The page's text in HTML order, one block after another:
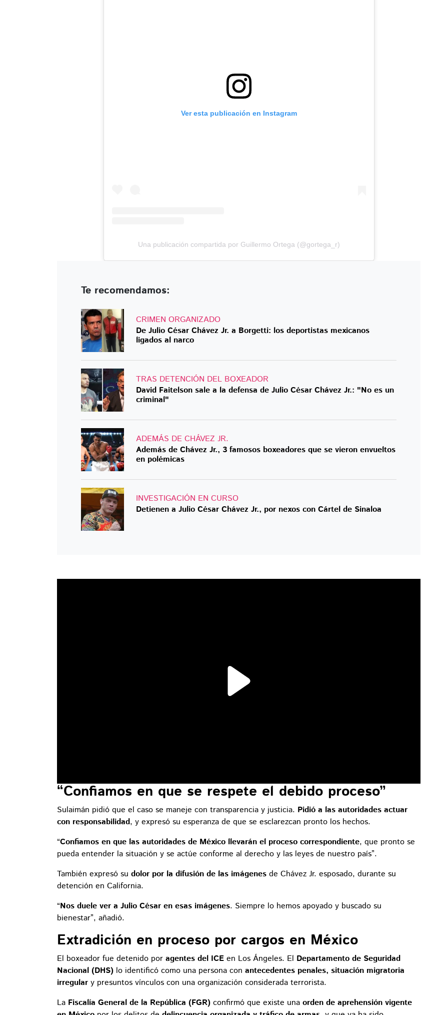
Ver esta publicación en Instagram
Una publicación compartida por Guillermo Ortega (@gortega_r)
Te recomendamos:
CRIMEN ORGANIZADO
De Julio César Chávez Jr. a Borgetti: los deportistas mexicanos
ligados al narco
TRAS DETENCIÓN DEL BOXEADOR
David Faitelson sale a la defensa de Julio César Chávez Jr.: "No es un
criminal"
ADEMÁS DE CHÁVEZ JR.
Además de Chávez Jr., 3 famosos boxeadores que se vieron envueltos
en polémicas
INVESTIGACIÓN EN CURSO
Detienen a Julio César Chávez Jr., por nexos con Cártel de Sinaloa
“Confiamos en que se respete el debido proceso”
Sulaimán pidió que el caso se maneje con transparencia y justicia. Pidió a las autoridades actuar
con responsabilidad, y expresó su esperanza de que se esclarezcan pronto los hechos.
“Confiamos en que las autoridades de México llevarán el proceso correspondiente, que pronto se
pueda entender la situación y se actúe conforme al derecho y las leyes de nuestro país”.
También expresó su dolor por la difusión de las imágenes de Chávez Jr. esposado, durante su
detención en California.
“Nos duele ver a Julio César en esas imágenes. Siempre lo hemos apoyado y buscado su
bienestar”, añadió.
Extradición en proceso por cargos en México
El boxeador fue detenido por agentes del ICE en Los Ángeles. El Departamento de Seguridad
Nacional (DHS) lo identificó como una persona con antecedentes penales, situación migratoria
irregular y presuntos vínculos con una organización considerada terrorista.
La Fiscalía General de la República (FGR) confirmó que existe una orden de aprehensión vigente